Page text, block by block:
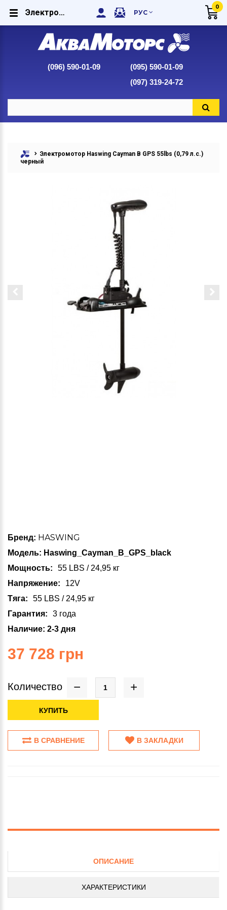
0
(095) 590-01-09
(096) 590-01-09
(097) 319-24-72
РУС
Электромотор Haswing Cayman B GPS 55lbs (0,79 л.с.)
черный
Бренд: HASWING
Модель: Haswing_Cayman_B_GPS_black
Мощность
55 LBS / 24,95 кг
Напряжение
12V
Тяга
55 LBS / 24,95 кг
Гарантия
3 года
Наличие: 2-3 дня
37 728 грн
Количество
КУПИТЬ
В СРАВНЕНИЕ В ЗАКЛАДКИ
ОПИСАНИЕ
ХАРАКТЕРИСТИКИ
Электромотор Haswing Cayman B GPS 55lbs (0,79 л.с.) черный